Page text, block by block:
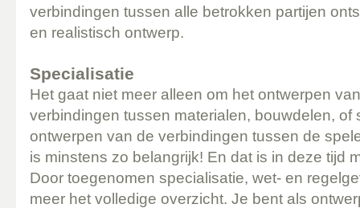
verbindingen tussen alle betrokken partijen
en realistisch ontwerp.
Specialisatie
Het gaat niet meer alleen om het ontwerpen
verbindingen tussen materialen, bouwdelen, of
ontwerpen van de verbindingen tussen de
is minstens zo belangrijk! En dat is in deze tijd
Door toegenomen specialisatie, wet- en
meer het volledige overzicht. Je bent als